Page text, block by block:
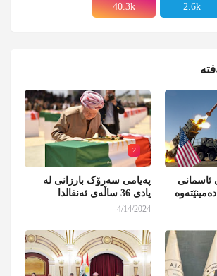
2.6k
40.3k
2
پەیامی سەرۆک بارزانی لە
یادی 36 ساڵەی ئەنفالدا
4/14/2024